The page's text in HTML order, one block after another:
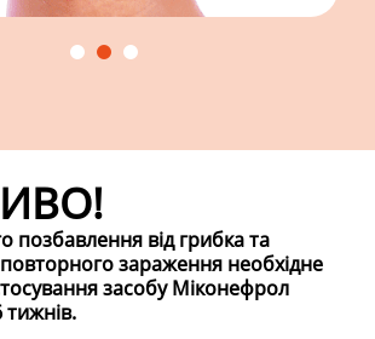
позбавлення від грибката
зараження необхідне
засобу Мiконефрол